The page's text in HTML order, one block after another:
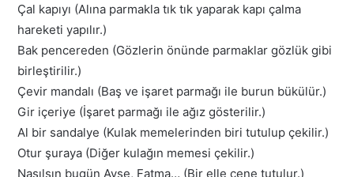
Çal kapıyı (Alına parmakla tık tık yaparak kapı çalma
hareketi yapılır.)
Bak pencereden (Gözlerin önünde parmaklar gözlük gibi
birleştirilir.)
Çevir mandalı (Baş ve işaret parmağı ile burun bükülür.)
Gir içeriye (İşaret parmağı ile ağız gösterilir.)
Al bir sandalye (Kulak memelerinden biri tutulup çekilir.)
Otur şuraya (Diğer kulağın memesi çekilir.)
Nasılsın bugün Ayşe, Fatma… (Bir elle çene tutulur.)